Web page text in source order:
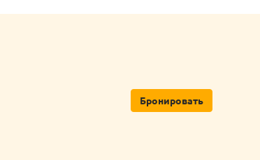
Бронировать